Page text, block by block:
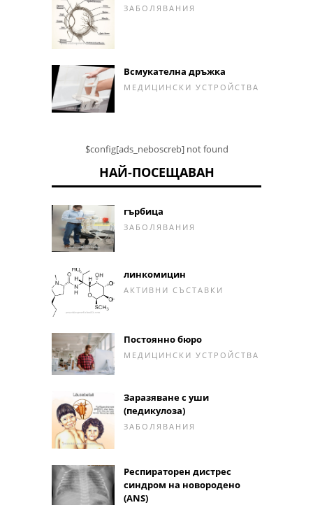
ЗАБОЛЯВАНИЯ
Всмукателна дръжка
МЕДИЦИНСКИ УСТРОЙСТВА
$config[ads_neboscreb] not found
НАЙ-ПОСЕЩАВАН
гърбица
ЗАБОЛЯВАНИЯ
линкомицин
АКТИВНИ СЪСТАВКИ
Постоянно бюро
МЕДИЦИНСКИ УСТРОЙСТВА
Заразяване с уши
(педикулоза)
ЗАБОЛЯВАНИЯ
Респираторен дистрес
синдром на новородено
(ANS)